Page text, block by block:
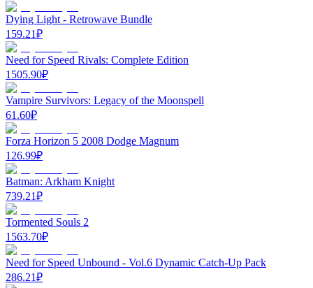
Dying Light - Retrowave Bundle
159.21₽
Need for Speed Rivals: Complete Edition
1505.90₽
Vampire Survivors: Legacy of the Moonspell
61.60₽
Forza Horizon 5 2008 Dodge Magnum
126.99₽
Batman: Arkham Knight
739.21₽
Tormented Souls 2
1563.70₽
Need for Speed Unbound - Vol.6 Dynamic Catch-Up Pack
286.21₽